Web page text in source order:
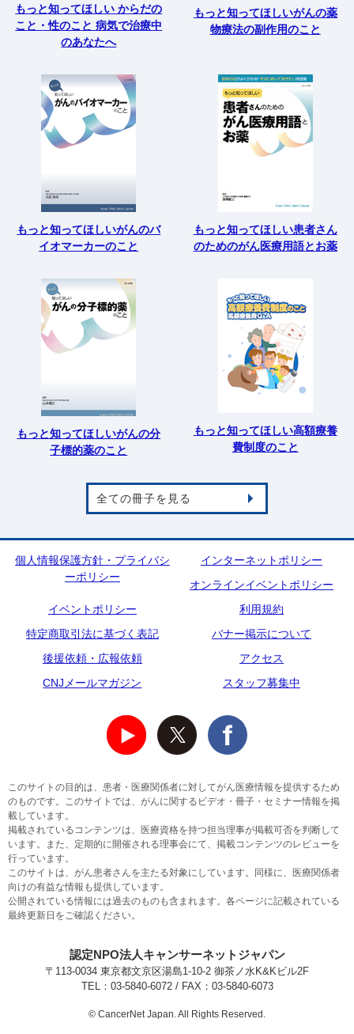
もっと知ってほしい からだの
こと・性のこと 病気で治療中
のあなたへ
もっと知ってほしいがんの薬
物療法の副作用のこと
もっと知ってほしいがんのバ
イオマーカーのこと
もっと知ってほしい患者さん
のためのがん医療用語とお薬
もっと知ってほしいがんの分
子標的薬のこと
もっと知ってほしい高額療養
費制度のこと
全ての冊子を見る
個人情報保護方針・プライバシ
ーポリシー
インターネットポリシー
オンラインイベントポリシー
イベントポリシー
利用規約
特定商取引法に基づく表記
バナー掲示について
後援依頼・広報依頼
アクセス
CNJメールマガジン
スタッフ募集中
このサイトの目的は、患者・医療関係者に対してがん医療情報を提供するため
のものです。このサイトでは、がんに関するビデオ・冊子・セミナー情報を掲
載しています。
掲載されているコンテンツは、医療資格を持つ担当理事が掲載可否を判断して
います。また、定期的に開催される理事会にて、掲載コンテンツのレビューを
行っています。
このサイトは、がん患者さんを主たる対象にしています。同様に、医療関係者
向けの有益な情報も提供しています。
公開されている情報には過去のものも含まれます。各ページに記載されている
最終更新日をご確認ください。
認定NPO法人キャンサーネットジャパン
〒113-0034 東京都文京区湯島1-10-2 御茶ノ水K&Kビル2F
TEL：03-5840-6072 / FAX：03-5840-6073
© CancerNet Japan. All Rights Reserved.